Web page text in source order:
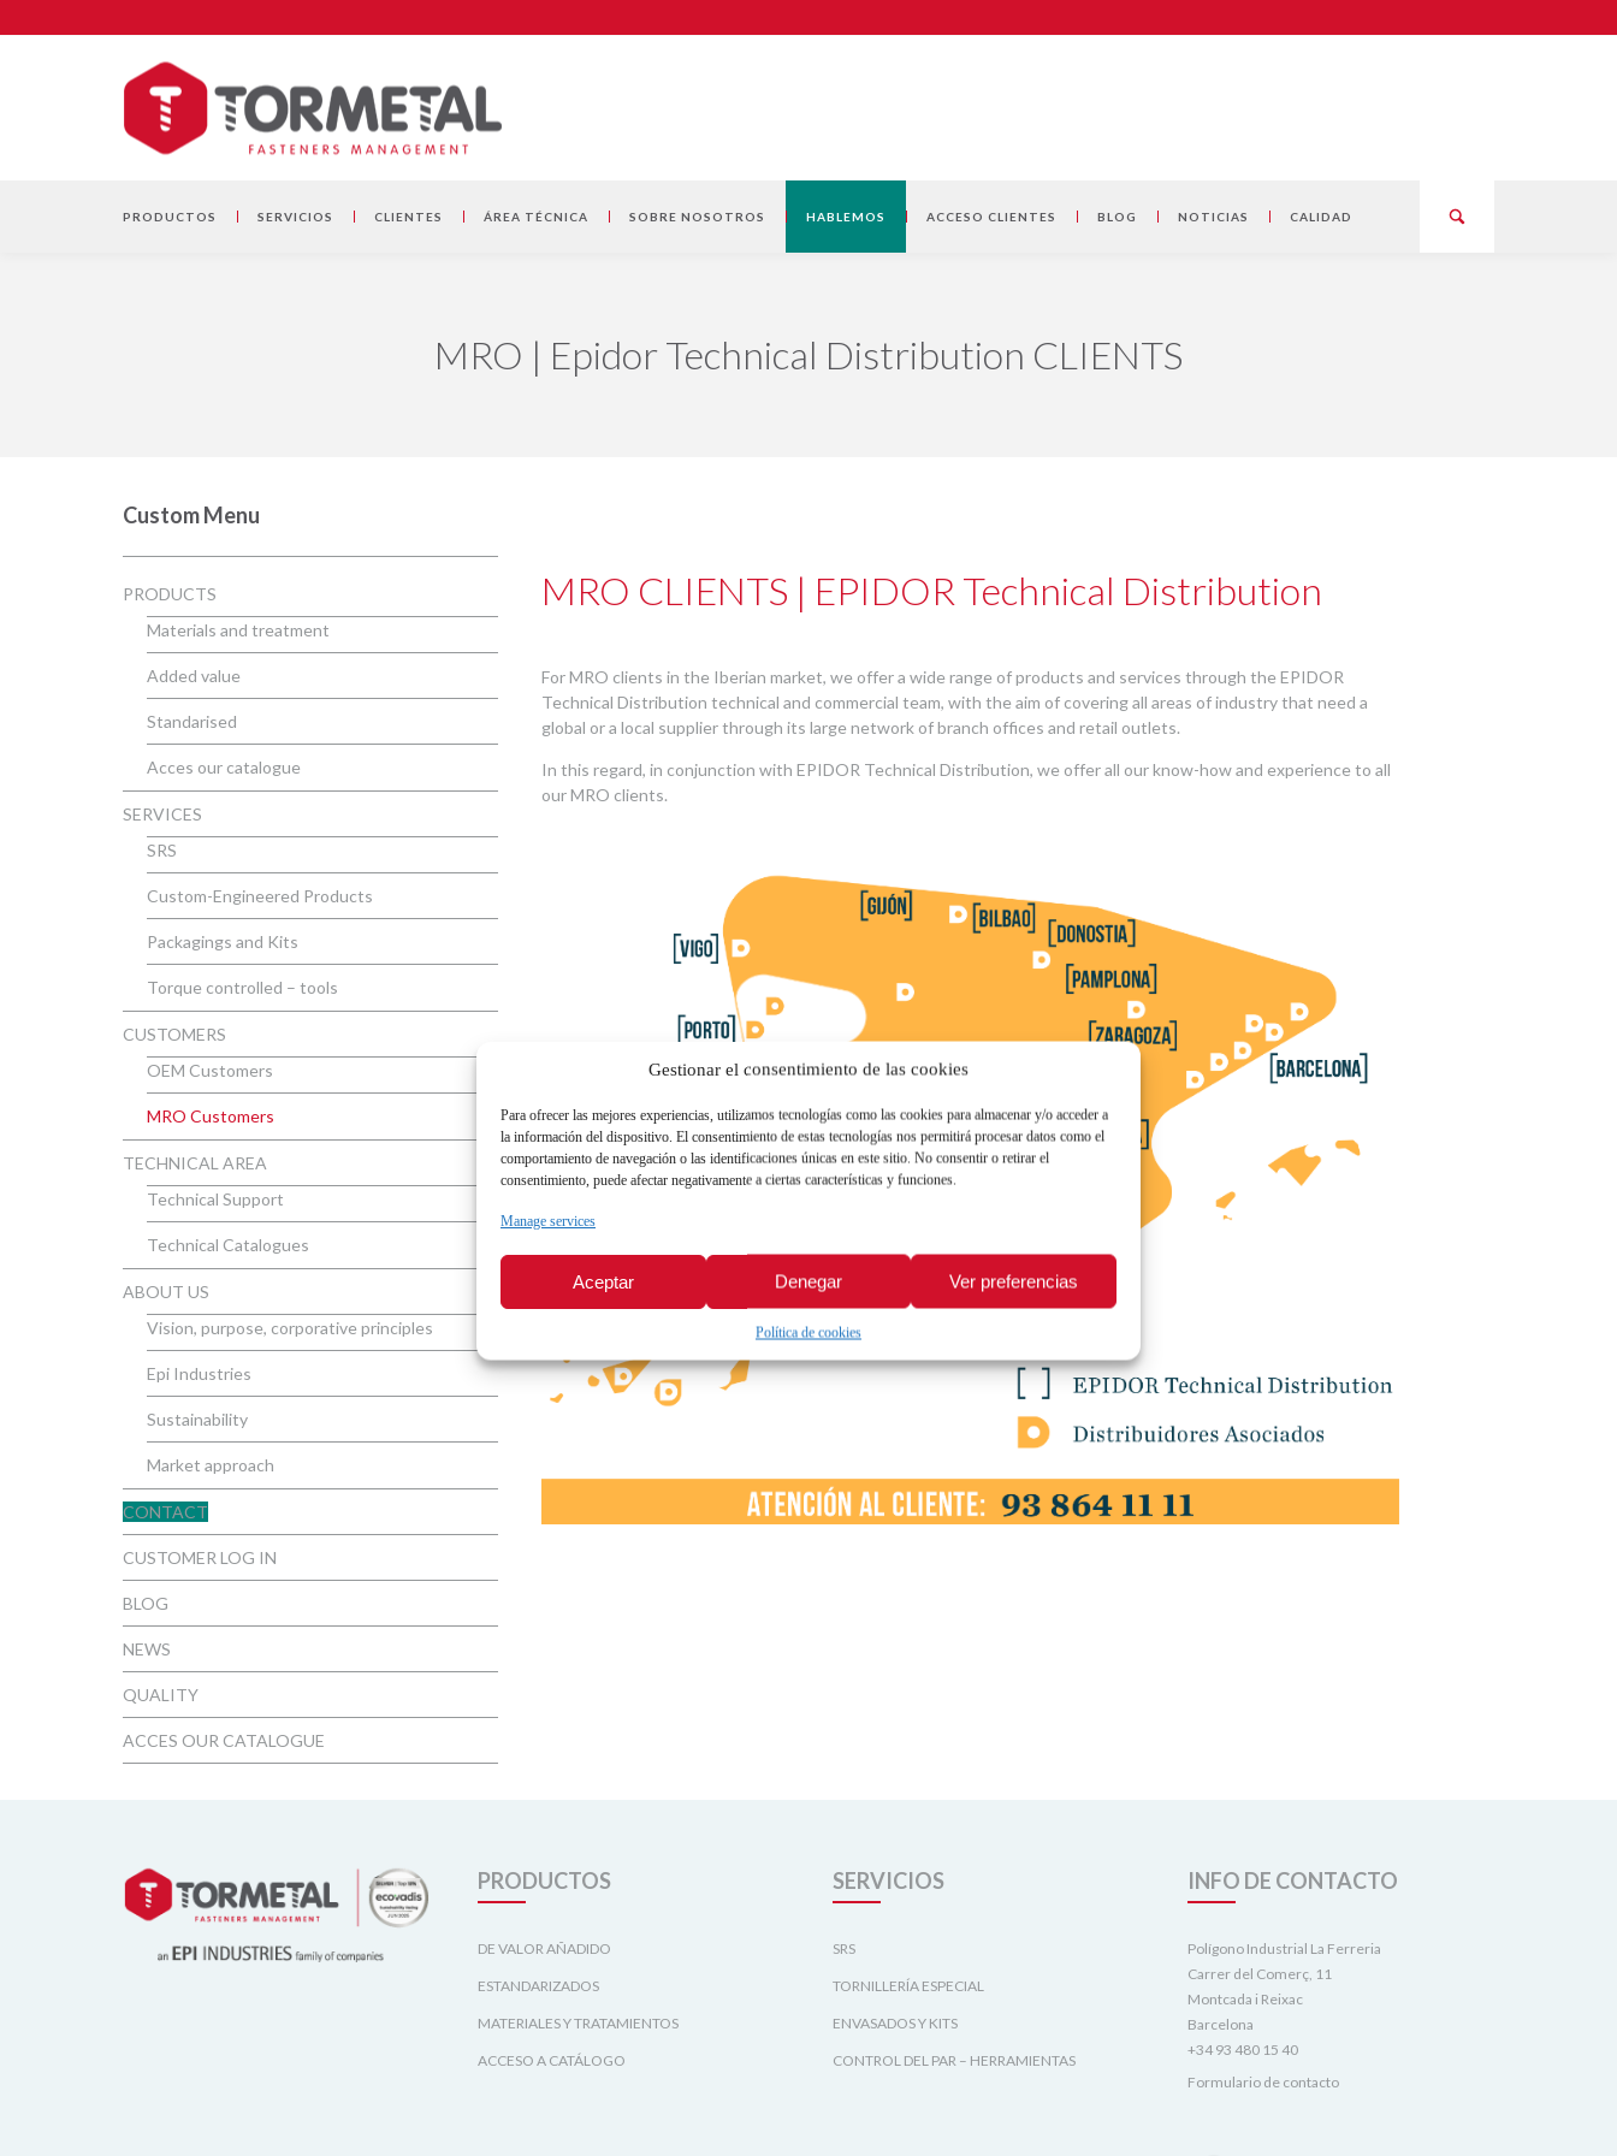
Gestionar el consentimiento de las cookies
Para ofrecer las mejores experiencias, utilizamos tecnologías como las cookies para almacenar y/o acceder a
la información del dispositivo. El consentimiento de estas tecnologías nos permitirá procesar datos como el
comportamiento de navegación o las identificaciones únicas en este sitio. No consentir o retirar el
consentimiento, puede afectar negativamente a ciertas características y funciones.
Manage services
Aceptar Denegar Ver preferencias
Política de cookies
PRODUCTOS SERVICIOS CLIENTES ÁREA TÉCNICA SOBRE NOSOTROS HABLEMOS ACCESO CLIENTES BLOG NOTICIAS CALIDAD
MRO | Epidor Technical Distribution CLIENTS
Custom Menu
PRODUCTS
Materials and treatment
Added value
Standarised
Acces our catalogue
SERVICES
SRS
Custom-Engineered Products
Packagings and Kits
Torque controlled – tools
CUSTOMERS
OEM Customers
MRO Customers
TECHNICAL AREA
Technical Support
Technical Catalogues
ABOUT US
Vision, purpose, corporative principles
Epi Industries
Sustainability
Market approach
CONTACT
CUSTOMER LOG IN
BLOG
NEWS
QUALITY
ACCES OUR CATALOGUE
MRO CLIENTS | EPIDOR Technical Distribution
For MRO clients in the Iberian market, we offer a wide range of products and services through the EPIDOR
Technical Distribution technical and commercial team, with the aim of covering all areas of industry that need a
global or a local supplier through its large network of branch offices and retail outlets.
In this regard, in conjunction with EPIDOR Technical Distribution, we offer all our know-how and experience to all
our MRO clients.
PRODUCTOS
DE VALOR AÑADIDO
ESTANDARIZADOS
MATERIALES Y TRATAMIENTOS
ACCESO A CATÁLOGO
SERVICIOS
SRS
TORNILLERÍA ESPECIAL
ENVASADOS Y KITS
CONTROL DEL PAR – HERRAMIENTAS
INFO DE CONTACTO
Polígono Industrial La Ferreria
Carrer del Comerç, 11
Montcada i Reixac
Barcelona
+34 93 480 15 40
Formulario de contacto